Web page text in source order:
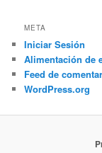
META
Iniciar Sesión
Alimentación de
Feed de
WordPress.org